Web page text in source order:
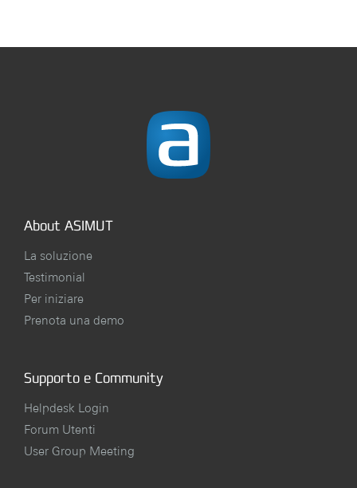
About ASIMUT
La soluzione
Testimonial
Per iniziare
Prenota una demo
Supporto e Community
Helpdesk Login
Forum Utenti
User Group Meeting